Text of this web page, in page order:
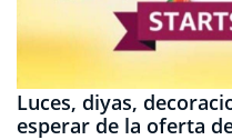
Luces, diyas,
esperar de la oferta